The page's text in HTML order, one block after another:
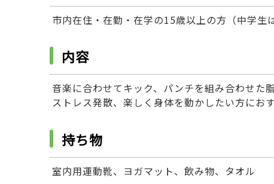
市内在住・在勤・在学の15歳以上の方（中学生
内容
音楽に合わせてキック、パンチを組み合わせた
ストレス発散、楽しく身体を動かしたい方におす
持ち物
室内用運動靴、ヨガマット、飲み物、タオル